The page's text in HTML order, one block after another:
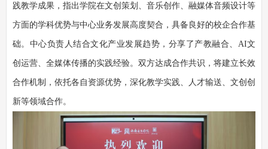
践教学成果，指出学院在文创策划、音乐创作、融媒体音频设计等
方面的学科优势与中心业务发展高度契合，具备良好的校企合作基
础。 中心负责人结合文化产业发展趋势，分享了产教融合、AI文
创运营、全媒体传播的实践经验。双方达成合作共识，将建立长效
合作机制，依托各自 资源优势，深化教学实践、人才输送、文创创
新等领域合作。